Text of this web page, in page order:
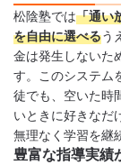
松陰塾では「通い
を自由に選べるう
金は発生しないた
す。このシステム
徒でも、空いた時
いときに好きなだ
無理なく学習を継
豊富な指導実績